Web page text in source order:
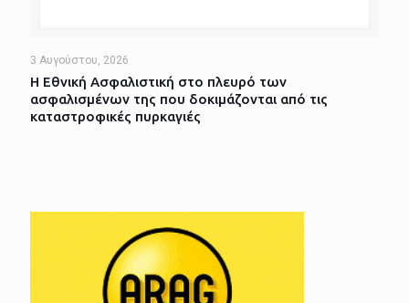
3 Αυγούστου, 2026
Η Εθνική Ασφαλιστική στο πλευρό των
ασφαλισμένων της που δοκιμάζονται από τις
καταστροφικές πυρκαγιές